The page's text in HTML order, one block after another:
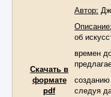
Скачать в
формате
pdf
Автор:
Описание:
об
времен
созданию
следуя